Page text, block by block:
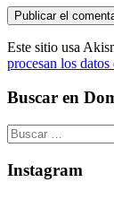
Este sitio usa
procesan los
Buscar en
Buscar:
Instagram